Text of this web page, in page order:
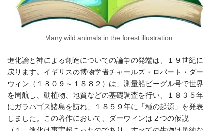
Many wild animals in the forest illustration
進化論と神による創造についての論争の発端は、１９世紀に
戻ります。イギリスの博物学者チャールズ・ロバート・ダー
ウィン（１８０９～１８８２）は、測量船ビーグル号で世界
を周航し、動植物、地質などの基礎調査を行い、１８３５年
にガラパゴス諸島を訪れ、１８５９年に「種の起源」を発表
しました。この著作において、ダーウィンは２つの仮説